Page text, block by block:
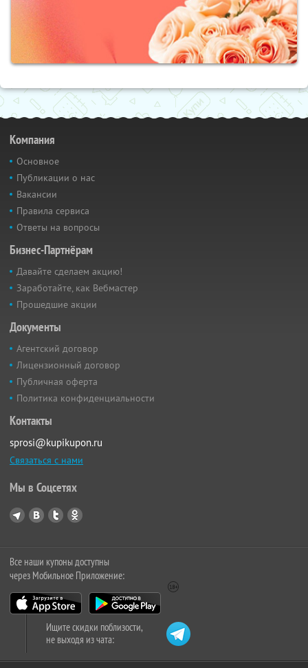
Компания
Основное
Публикации о нас
Вакансии
Правила сервиса
Ответы на вопросы
Бизнес-Партнёрам
Давайте сделаем акцию!
Заработайте, как Вебмастер
Прошедшие акции
Документы
Агентский договор
Лицензионный договор
Публичная оферта
Политика конфиденциальности
Контакты
sprosi@kupikupon.ru
Связаться с нами
Мы в Соцсетях
Все наши купоны доступны
через Мобильное Приложение:
Ищите скидки поблизости,
не выходя из чата: